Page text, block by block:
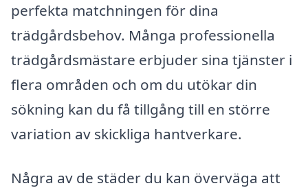
perfekta matchningen för dina
trädgårdsbehov. Många professionella
trädgårdsmästare erbjuder sina tjänster i
flera områden och om du utökar din
sökning kan du få tillgång till en större
variation av skickliga hantverkare.
Några av de städer du kan överväga att